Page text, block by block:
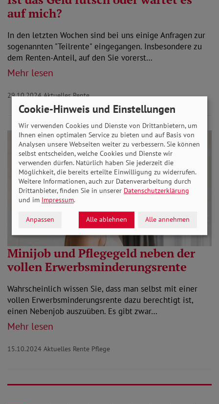
auf mich?
In den letzten Wochen sind bei uns einige Anfragen zur
sogenannten "Teilrente" eingegangen. Insbesondere zu
dem Renten-Anteil, auf den Sie vorerst…
Mehr lesen
29.10.2024Aktuelles Rente
Minijob und Pflegegeld neben der
vollen Erwerbsminderungsrente
Wahrscheinlich wissen Sie, dass man selbst mit einer
vollen Erwerbsminderungsrente dazu berechtigt ist,
einen Nebenjob auszuüben. Es gibt zwar…
Mehr lesen
15.10.2024 Aktuelles Rente Pflege
Cookie-Hinweis und Einstellungen
Wir verwenden Cookies und Dienste von Drittanbietern, um
Ihnen einen optimalen Service zu bieten und auf Basis von
Analysen unsere Webseiten weiter zu verbessern. Sie können
selbst entscheiden, welche Cookies und Dienste wir
verwenden dürfen. Natürlich haben Sie jederzeit die
Möglichkeit, die bereits erteilte Einwilligung zu widerrufen.
Weitere Informationen, auch zur Datenverarbeitung durch
Drittanbieter, finden Sie in unserer Datenschutzerklärung
und im Impressum.
Anpassen Alle ablehnen Alle annehmen